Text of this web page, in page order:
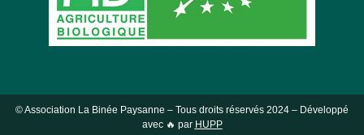
© Association La Binée Paysanne – Tous droits réservés 2024 – Développé
avec 🔥 par HUPP